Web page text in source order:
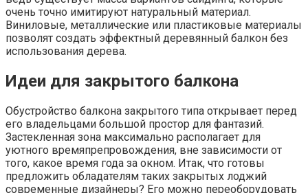
очень точно имитируют натуральный материал.
Виниловые, металлические или пластиковые материалы
позволят создать эффектный деревянный балкон без
использования дерева.
Идеи для закрытого балкона
Обустройство балкона закрытого типа открывает перед
его владельцами большой простор для фантазий.
Застекленная зона максимально располагает для
уютного времяпрепровождения, вне зависимости от
того, какое время года за окном. Итак, что готовы
предложить обладателям таких закрытых лоджий
современные дизайнеры? Его можно переоборудовать